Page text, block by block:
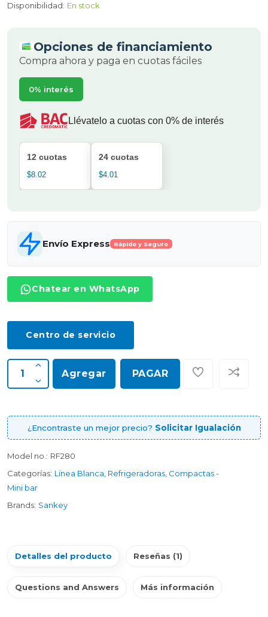
Disponibilidad: En stock
Opciones de financiamiento
Compra ahora y paga en cuotas fáciles
0% interés
Llévatelo a cuotas con 0% de interés
12 cuotas
$8.02
24 cuotas
$4.01
Envío Express Rápido y Seguro
Chatear en WhatsApp
Centro de servicio
Agregar PAGAR
¿Encontraste un mejor precio? Solicitar Igualación
Model no.: RF280
Categorías: Línea Blanca Refrigeradoras Compactas -
Mini bar
Brands: Sankey
Detalles del producto Reseñas (1)
Questions and Answers Más información